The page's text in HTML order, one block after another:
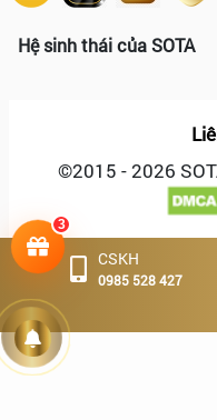
3
Hệ sinh thái của SOTA
©2015 - 2026
dụng
Hoạt động
CSKH
0985 528 427